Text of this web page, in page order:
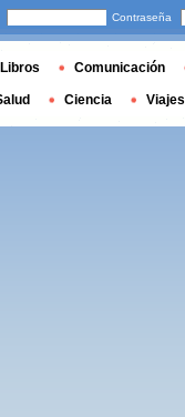
Contraseña
Libros Comunicación
Ciencia Viajes